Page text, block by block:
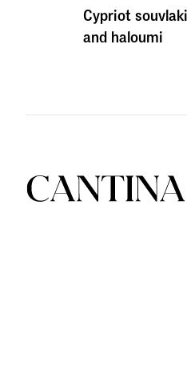
Cypriot
and haloumi